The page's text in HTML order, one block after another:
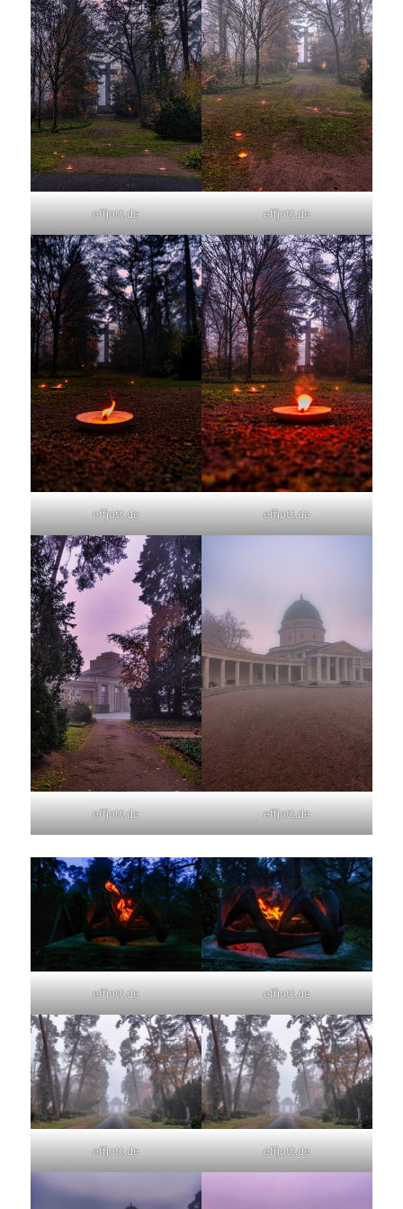
effjott.de effjott.de
effjott.de effjott.de
effjott.de effjott.de
effjott.de effjott.de
effjott.de effjott.de